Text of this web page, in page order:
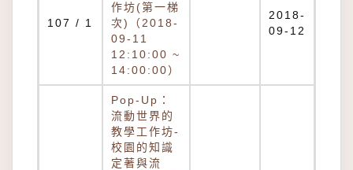
107 / 1
作坊(第一梯
次)（2018-
09-11
12:10:00 ~
14:00:00）
2018-
09-12
Pop-Up：
流動世界的
教學工作坊-
校園的知識
定著與流